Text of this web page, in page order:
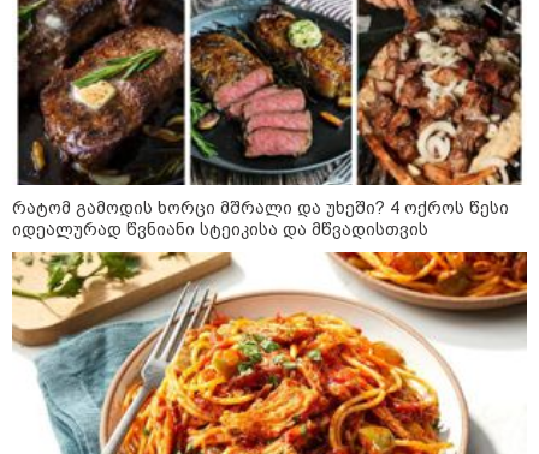
09:00 / 07-08-2026
18 წელი აგვისტოს ომიდან - ტრაგიკული
მოვლენების ქრონოლოგია, რომელიც
შესაძლოა, აღარ გვახსოვს
რატომ გამოდის ხორცი მშრალი და უხეში? 4 ოქროს წესი
იდეალურად წვნიანი სტეიკისა და მწვადისთვის